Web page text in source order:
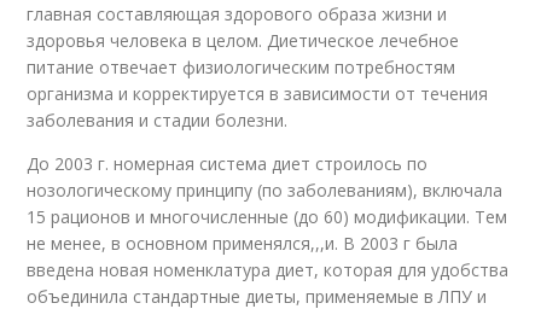
главная составляющая здорового образа жизни и
здоровья человека в целом. Диетическое лечебное
питание отвечает физиологическим потребностям
организма и корректируется в зависимости от течения
заболевания и стадии болезни.
До 2003 г. номерная система диет строилось по
нозологическому принципу (по заболеваниям), включала
15 рационов и многочисленные (до 60) модификации. Тем
не менее, в основном применялся,,,и. В 2003 г была
введена новая номенклатура диет, которая для удобства
объединила стандартные диеты, применяемые в ЛПУ и